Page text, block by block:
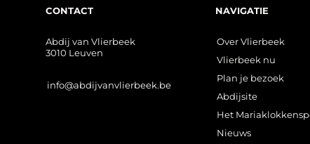
CONTACT
Abdij van Vlierbeek
3010 Leuven
info@abdijvanvlierbeek.be
NAVIGATIE
Over Vlierbeek
Vlierbeek nu
Plan je bezoek
Abdijsite
Het
Nieuws